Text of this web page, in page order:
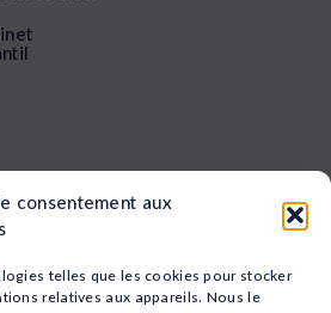
consentement aux
telles que les cookies pour stocker
relatives aux appareils. Nous le